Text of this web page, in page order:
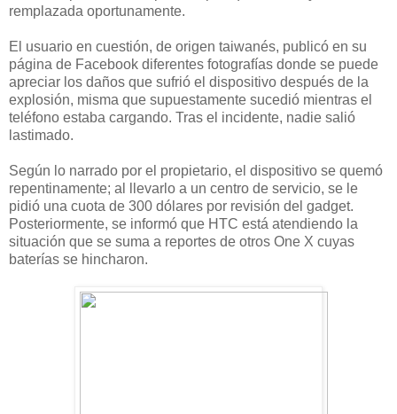
remplazada oportunamente.
El usuario en cuestión, de origen taiwanés, publicó en su
página de Facebook diferentes fotografías donde se puede
apreciar los daños que sufrió el dispositivo después de la
explosión, misma que supuestamente sucedió mientras el
teléfono estaba cargando. Tras el incidente, nadie salió
lastimado.
Según lo narrado por el propietario, el dispositivo se quemó
repentinamente; al llevarlo a un centro de servicio, se le
pidió una cuota de 300 dólares por revisión del gadget.
Posteriormente, se informó que HTC está atendiendo la
situación que se suma a reportes de otros One X cuyas
baterías se hincharon.